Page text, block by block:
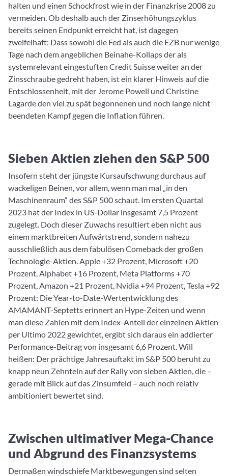
halten und einen Schockfrost wie in der Finanzkrise 2008 zu
vermeiden. Ob deshalb auch der Zinserhöhungszyklus
bereits seinen Endpunkt erreicht hat, ist dagegen
zweifelhaft: Dass sowohl die Fed als auch die EZB nur wenige
Tage nach dem angeblichen Beinahe-Kollaps der als
systemrelevant eingestuften Credit Suisse weiter an der
Zinsschraube gedreht haben, ist ein klarer Hinweis auf die
Entschlossenheit, mit der Jerome Powell und Christine
Lagarde den viel zu spät begonnenen und noch lange nicht
beendeten Kampf gegen die Inflation führen.
Sieben Aktien ziehen den S&P 500
Insofern steht der jüngste Kursaufschwung durchaus auf
wackeligen Beinen, vor allem, wenn man mal „in den
Maschinenraum“ des S&P 500 schaut. Im ersten Quartal
2023 hat der Index in US-Dollar insgesamt 7,5 Prozent
zugelegt. Doch dieser Zuwachs resultiert eben nicht aus
einem marktbreiten Aufwärtstrend, sondern nahezu
ausschließlich aus dem fabulösen Comeback der großen
Technologie-Aktien. Apple +32 Prozent, Microsoft +20
Prozent, Alphabet +16 Prozent, Meta Platforms +70
Prozent, Amazon +21 Prozent, Nvidia +94 Prozent, Tesla +92
Prozent: Die Year-to-Date-Wertentwicklung des
AMAMANT-Septetts erinnert an Hype-Zeiten und wenn
man diese Zahlen mit dem Index-Anteil der einzelnen Aktien
per Ultimo 2022 gewichtet, ergibt sich daraus ein addierter
Performance-Beitrag von insgesamt 6,6 Prozent. Will
heißen: Der prächtige Jahresauftakt im S&P 500 beruht zu
knapp neun Zehnteln auf der Rally von sieben Aktien, die –
gerade mit Blick auf das Zinsumfeld – auch noch relativ
ambitioniert bewertet sind.
Zwischen ultimativer Mega-Chance
und Abgrund des Finanzsystems
Dermaßen windschiefe Marktbewegungen sind selten